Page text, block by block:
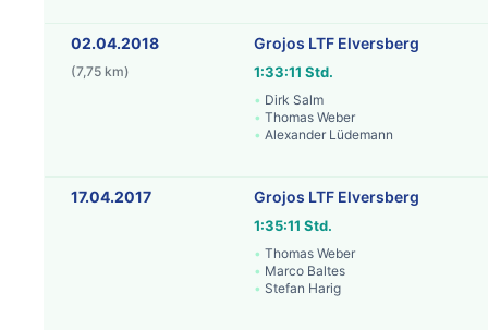
02.04.2018
(7,75 km)
Grojos LTF Elversberg
1:33:11 Std.
Dirk Salm
Thomas Weber
Alexander Lüdemann
17.04.2017 Grojos LTF Elversberg
1:35:11 Std.
Thomas Weber
Marco Baltes
Stefan Harig